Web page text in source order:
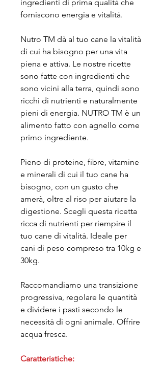
ingredienti di prima qualità che
forniscono energia e vitalità.
Nutro TM dà al tuo cane la vitalità
di cui ha bisogno per una vita
piena e attiva. Le nostre ricette
sono fatte con ingredienti che
sono vicini alla terra, quindi sono
ricchi di nutrienti e naturalmente
pieni di energia. NUTRO TM è un
alimento fatto con agnello come
primo ingrediente.
Pieno di proteine, fibre, vitamine
e minerali di cui il tuo cane ha
bisogno, con un gusto che
amerà, oltre al riso per aiutare la
digestione. Scegli questa ricetta
ricca di nutrienti per riempire il
tuo cane di vitalità. Ideale per
cani di peso compreso tra 10kg e
30kg.
Raccomandiamo una transizione
progressiva, regolare le quantità
e dividere i pasti secondo le
necessità di ogni animale. Offrire
acqua fresca.
Caratteristiche: